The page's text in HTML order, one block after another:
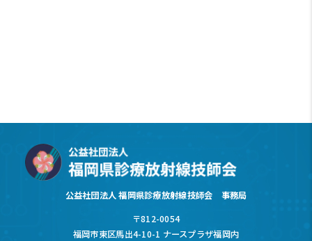
公益社団法人 福岡県診療放射線技師会 事務局
〒812-0054
福岡市東区馬出4-10-1 ナースプラザ福岡内